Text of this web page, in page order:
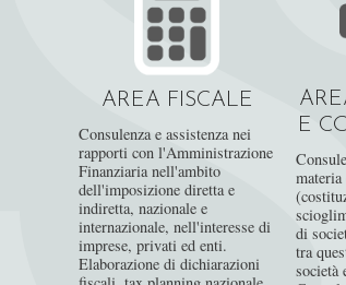
AREA FISCALE
Consulenza e assistenza nei
rapporti con l'Amministrazione
Finanziaria nell'ambito
dell'imposizione diretta e
indiretta, nazionale e
internazionale, nell'interesse di
imprese, privati ed enti.
Elaborazione di dichiarazioni
E
di
tra
società